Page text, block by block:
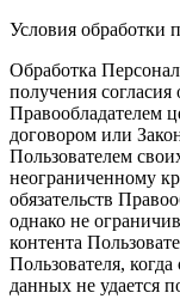
Условия обработки
Обработка
получения
Правообладателем
договором или
Пользователем
неограниченному
обязательств
однако не
контента
Пользователя,
данных не удается